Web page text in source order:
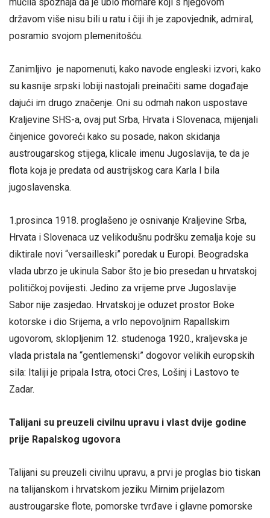
državom više nisu bili u ratu i čiji ih je zapovjednik, admiral,
posramio svojom plemenitošću.
Zanimljivo je napomenuti, kako navode engleski izvori, kako
su kasnije srpski lobiji nastojali preinačiti same događaje
dajući im drugo značenje. Oni su odmah nakon uspostave
Kraljevine SHS-a, ovaj put Srba, Hrvata i Slovenaca, mijenjali
činjenice govoreći kako su posade, nakon skidanja
austrougarskog stijega, klicale imenu Jugoslavija, te da je
flota koja je predata od austrijskog cara Karla I bila
jugoslavenska.
1.prosinca 1918. proglašeno je osnivanje Kraljevine Srba,
Hrvata i Slovenaca uz velikodušnu podršku zemalja koje su
diktirale novi “versailleski” poredak u Europi. Beogradska
vlada ubrzo je ukinula Sabor što je bio presedan u hrvatskoj
političkoj povijesti. Jedino za vrijeme prve Jugoslavije
Sabor nije zasjedao. Hrvatskoj je oduzet prostor Boke
kotorske i dio Srijema, a vrlo nepovoljnim Rapallskim
ugovorom, sklopljenim 12. studenoga 1920., kraljevska je
vlada pristala na “gentlemenski” dogovor velikih europskih
sila: Italiji je pripala Istra, otoci Cres, Lošinj i Lastovo te
Zadar.
Talijani su preuzeli civilnu upravu i vlast dvije godine
prije Rapalskog ugovora
Talijani su preuzeli civilnu upravu, a prvi je proglas bio tiskan
na talijanskom i hrvatskom jeziku Mirnim prijelazom
austrougarske flote, pomorske tvrđave i glavne pomorske